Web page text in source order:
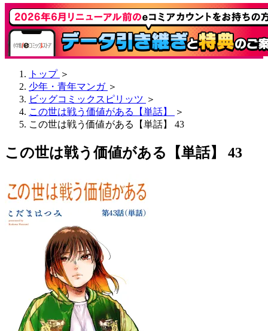
トップ ＞
少年・青年マンガ ＞
ビッグコミックスピリッツ ＞
この世は戦う価値がある【単話】
＞
この世は戦う価値がある【単話】 43
この世は戦う価値がある【単話】 43